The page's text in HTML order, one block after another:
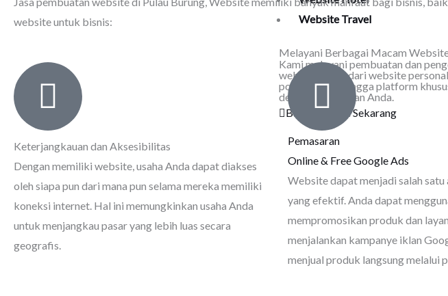
Website Travel
Melayani Berbagai Macam
Kami melayani pembuatan dan
website, mulai dari website
portal berita, hingga platform
dengan kebutuhan Anda.
Buat Website Sekarang
website untuk bisnis:
Keterjangkauan dan Aksesibilitas
Dengan memiliki website, usaha Anda dapat diakses
oleh siapa pun dari mana pun selama mereka memiliki
koneksi internet. Hal ini memungkinkan usaha Anda
untuk menjangkau pasar yang lebih luas secara
geografis.
Pemasaran
Online & Free Google Ads
Website dapat menjadi salah satu
yang efektif. Anda dapat
mempromosikan produk dan
menjalankan kampanye iklan
menjual produk langsung melalui